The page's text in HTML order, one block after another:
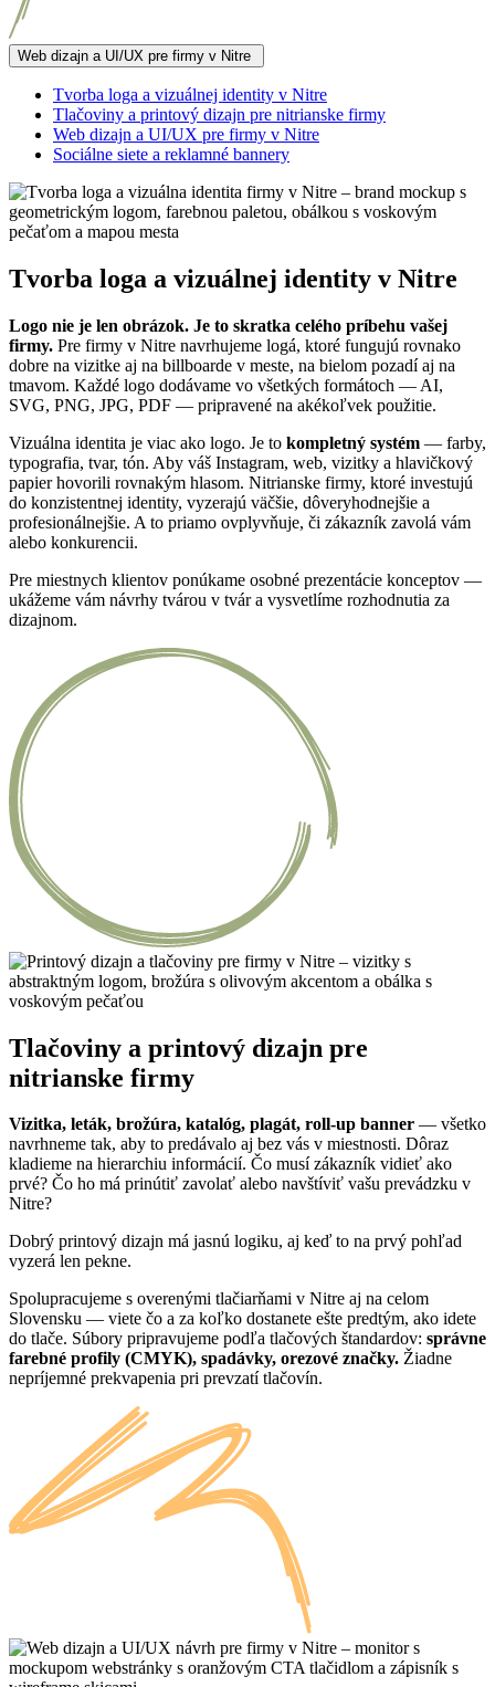
Web dizajn a UI/UX pre firmy v Nitre
Tvorba loga a vizuálnej identity v Nitre
Tlačoviny a printový dizajn pre nitrianske firmy
Web dizajn a UI/UX pre firmy v Nitre
Sociálne siete a reklamné bannery
Tvorba loga a vizuálnej identity v Nitre
Logo nie je len obrázok. Je to skratka celého príbehu vašej
firmy. Pre firmy v Nitre navrhujeme logá, ktoré fungujú rovnako
dobre na vizitke aj na billboarde v meste, na bielom pozadí aj na
tmavom. Každé logo dodávame vo všetkých formátoch — AI,
SVG, PNG, JPG, PDF — pripravené na akékoľvek použitie.
Vizuálna identita je viac ako logo. Je to kompletný systém — farby,
typografia, tvar, tón. Aby váš Instagram, web, vizitky a hlavičkový
papier hovorili rovnakým hlasom. Nitrianske firmy, ktoré investujú
do konzistentnej identity, vyzerajú väčšie, dôveryhodnejšie a
profesionálnejšie. A to priamo ovplyvňuje, či zákazník zavolá vám
alebo konkurencii.
Pre miestnych klientov ponúkame osobné prezentácie konceptov —
ukážeme vám návrhy tvárou v tvár a vysvetlíme rozhodnutia za
dizajnom.
Tlačoviny a printový dizajn pre
nitrianske firmy
Vizitka, leták, brožúra, katalóg, plagát, roll-up banner — všetko
navrhneme tak, aby to predávalo aj bez vás v miestnosti. Dôraz
kladieme na hierarchiu informácií. Čo musí zákazník vidieť ako
prvé? Čo ho má prinútiť zavolať alebo navštíviť vašu prevádzku v
Nitre?
Dobrý printový dizajn má jasnú logiku, aj keď to na prvý pohľad
vyzerá len pekne.
Spolupracujeme s overenými tlačiarňami v Nitre aj na celom
Slovensku — viete čo a za koľko dostanete ešte predtým, ako idete
do tlače. Súbory pripravujeme podľa tlačových štandardov: správne
farebné profily (CMYK), spadávky, orezové značky. Žiadne
nepríjemné prekvapenia pri prevzatí tlačovín.